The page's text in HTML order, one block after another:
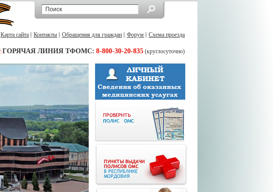
Карта сайта Контакты Обращения для граждан Форум Схема проезда
ГОРЯЧАЯ ЛИНИЯ ТФОМС: 8-800-30-20-835 (круглосуточно)